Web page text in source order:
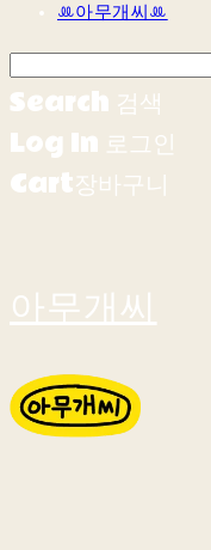
ꔛ아무개씨ꔛ
Search 검색
Log In 로그인
Cart장바구니
아무개씨